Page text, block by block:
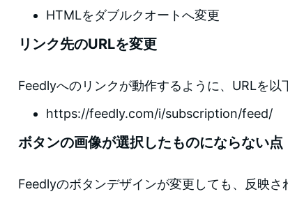
HTMLをダブルクオートへ変更
リンク先のURLを変更
Feedlyへのリンクが動作するように、URLを以
https://feedly.com/i/subscription/feed/
ボタンの画像が選択したものにならない点
Feedlyのボタンデザインが変更しても、反映